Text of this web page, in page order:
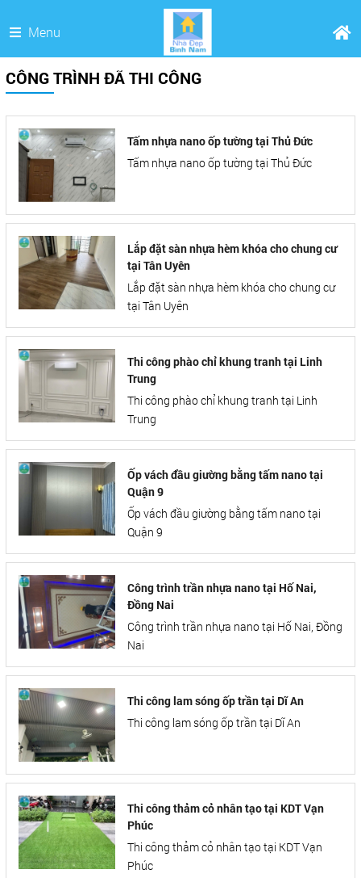
Menu
CÔNG TRÌNH ĐÃ THI CÔNG
Tấm nhựa nano ốp tường tại Thủ Đức
Tấm nhựa nano ốp tường tại Thủ Đức
Lắp đặt sàn nhựa hèm khóa cho chung cư
tại Tân Uyên
Lắp đặt sàn nhựa hèm khóa cho chung cư
tại Tân Uyên
Thi công phào chỉ khung tranh tại Linh
Trung
Thi công phào chỉ khung tranh tại Linh
Trung
Ốp vách đầu giường bằng tấm nano tại
Quận 9
Ốp vách đầu giường bằng tấm nano tại
Quận 9
Công trình trần nhựa nano tại Hố Nai,
Đồng Nai
Công trình trần nhựa nano tại Hố Nai, Đồng
Nai
Thi công lam sóng ốp trần tại Dĩ An
Thi công lam sóng ốp trần tại Dĩ An
Thi công thảm cỏ nhân tạo tại KDT Vạn
Phúc
Thi công thảm cỏ nhân tạo tại KDT Vạn
Phúc